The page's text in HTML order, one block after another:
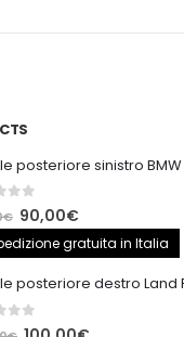
posteriore sinistro BMW
of 5
€ Il
prezzo
era:
110,00€.
90,00€Il
prezzo
è:
gratuita in Italia
of 5
Il
Il